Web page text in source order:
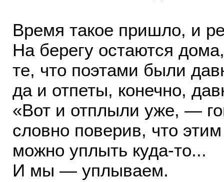
Время такое пришло, и
На берегу остаются
те, что поэтами были
да и отпеты, конечно,
«Вот и отплыли уже, —
словно поверив, что
можно уплыть куда-то...
И мы — уплываем.